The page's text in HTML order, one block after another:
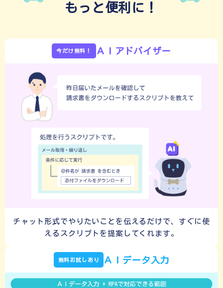
もっと便利に！
今だけ無料！ ＡＩアドバイザー
チャット形式でやりたいことを伝えるだけで、 すぐに使
えるスクリプトを提案してくれます。
無料お試しあり ＡＩデータ入力